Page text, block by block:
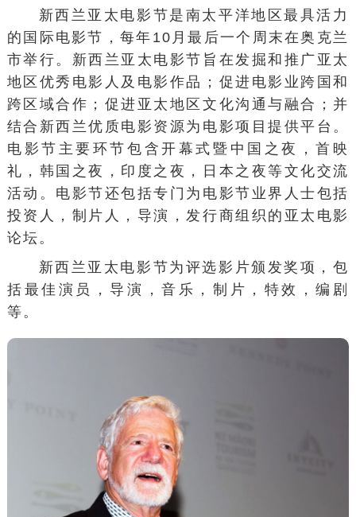
新西兰亚太电影节是南太平洋地区最具活力
的 国际电影节 ，每年10月最后一个周末在奥克兰
市举行。新西兰亚太电影节旨在发掘和推广亚太
地区优秀电影人及电影作品；促进电影业跨国和
跨区域合作；促进亚太地区文化沟通与融合；并
结合新西兰优质电影资源为电影项目提供平台。
电影节主要环节包含开幕式暨中国之夜，首映
礼，韩国之夜，印度之夜，日本之夜等文化交流
活动。电影节还包括专门为电影节业界人士包括
投资人，制片人，导演，发行商组织的亚太电影
论坛。
新西兰亚太电影节为评选影片颁发奖项，包
括最佳演员，导演，音乐，制片，特效，编剧
等。